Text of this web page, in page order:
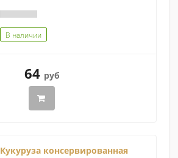
В наличии
64 руб
Кукуруза консервированная